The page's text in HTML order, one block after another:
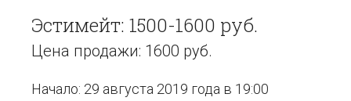
Эстимейт: 1500-1600 руб.
Цена продажи: 1600 руб.
Начало: 29 августа 2019 года в 19:00